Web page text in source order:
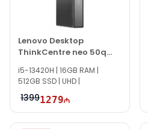
Lenovo Desktop
ThinkCentre neo 50q
Gen 5 13B9007AGV
i5-13420H | 16GB RAM |
512GB SSD | UHD |
13991279